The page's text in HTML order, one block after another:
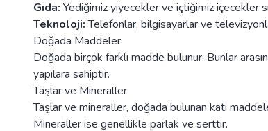
Gıda: Yediğimiz yiyecekler ve içtiğimiz içecekler
Teknoloji:Telefonlar, bilgisayarlar ve
Doğada Maddeler
Doğada birçok farklı madde bulunur. Bunlar
yapılara sahiptir.
Taşlar ve Mineraller
Taşlar ve mineraller, doğada bulunan katı
Mineraller ise genellikle parlak ve serttir.